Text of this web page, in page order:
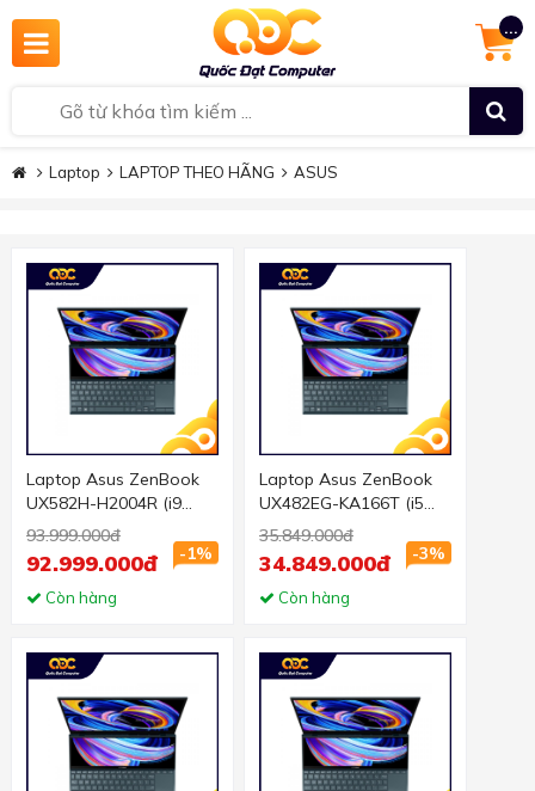
...
Laptop LAPTOP THEO HÃNG ASUS
Laptop Asus ZenBook
UX582H-H2004R (i9
11900H/32GB RAM/1TB
SSD/15.6 FHD Cảm
ứng/RTX 3080
8GB/Win10
93.999.000đ
-1%
92.999.000đ
Còn hàng
Laptop Asus ZenBook
UX482EG-KA166T (i5
1135G7/8GB RAM/512B
SSD/14 FHD Cảm
ứng/MX450
2Gb/Win10/Bút/Túi/Xan
35.849.000đ
-3%
34.849.000đ
Còn hàng